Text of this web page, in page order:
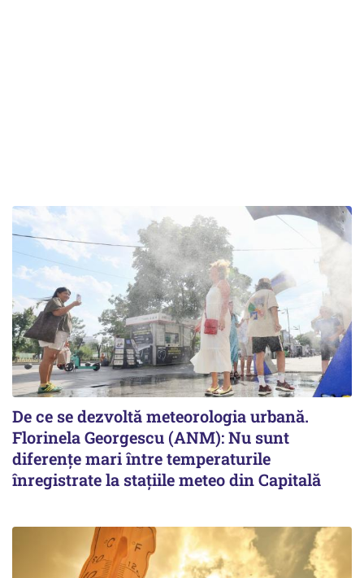
De ce se dezvoltă meteorologia urbană.
Florinela Georgescu (ANM): Nu sunt
diferențe mari între temperaturile
înregistrate la stațiile meteo din Capitală